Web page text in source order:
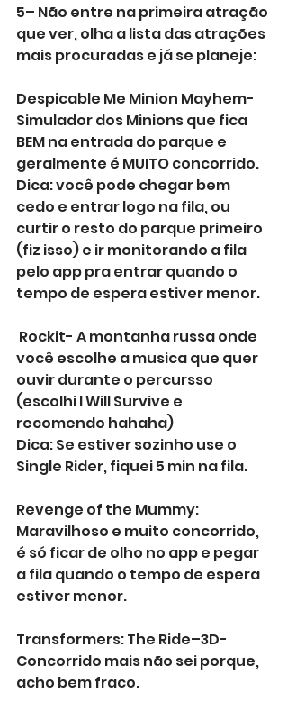
5– Não entre na primeira atração
que ver, olha a lista das atrações
mais procuradas e já se planeje:
Despicable Me Minion Mayhem-
Simulador dos Minions que fica
BEM na entrada do parque e
geralmente é MUITO concorrido.
Dica: você pode chegar bem
cedo e entrar logo na fila, ou
curtir o resto do parque primeiro
(fiz isso) e ir monitorando a fila
pelo app pra entrar quando o
tempo de espera estiver menor.
você escolhe a musica que quer
ouvir durante o percursso
(escolhi I Will Survive e
recomendo hahaha)
Dica: Se estiver sozinho use o
Single Rider, fiquei 5 min na fila.
Revenge of the Mummy:
Maravilhoso e muito concorrido,
é só ficar de olho no app e pegar
a fila quando o tempo de espera
estiver menor.
Transformers: The Ride–3D-
Concorrido mais não sei porque,
acho bem fraco.